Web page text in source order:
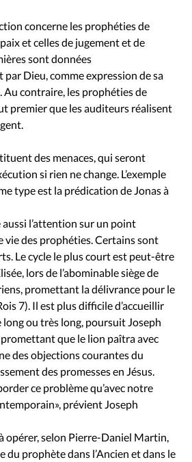
concerne les prophéties de
et celles de jugement et de
sont données
Dieu, comme expression de sa
Au contraire, les prophéties de
premier que les auditeurs réalisent
des menaces, qui seront
si rien ne change. L’exemple
type est la prédication de Jonas à
l’attention sur un point
vie des prophéties. Certains sont
Le cycle le plus court est peut-être
lors de l’abominable siège de
promettant la délivrance pour le
7). Il est plus difficile d’accueillir
long ou très long, poursuit Joseph
promettant que le lion paîtra avec
des objections courantes du
des promesses en Jésus.
ce problème qu’avec notre
prévient Joseph
opérer, selon Pierre-Daniel Martin,
du prophète dans l’Ancien et dans le